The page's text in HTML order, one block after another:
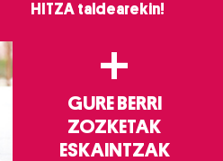
HITZA taldearekin!
+
GURE BERRI
ZOZKETAK
ESKAINTZAK